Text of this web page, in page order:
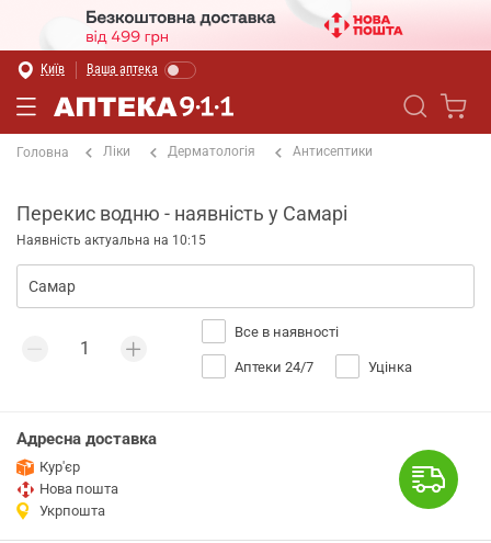
Київ Ваша аптека
Головна Ліки Дерматологія Антисептики
Перекис водню - наявність у Самарі
Наявність актуальна на 10:15
Все в наявності
Аптеки 24/7 Уцінка
Адресна доставка
Кур'єр
Нова пошта
Укрпошта